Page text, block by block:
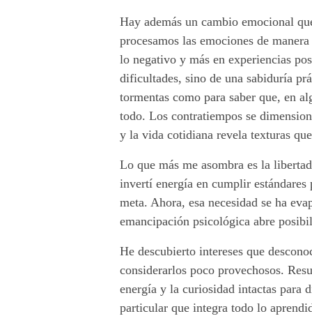
p
l
o
r
a
n
d
o
l
o
i
Hay además un cambio emocional
procesamos las emociones de
lo negativo y más en experiencias
dificultades, sino de una sabiduría
tormentas como para saber que, en
todo. Los contratiempos se
y la vida cotidiana revela texturas
Lo que más me asombra es la
invertí energía en cumplir
meta. Ahora, esa necesidad se ha
emancipación psicológica abre
He descubierto intereses que
considerarlos poco provechosos.
energía y la curiosidad intactas para
particular que integra todo lo